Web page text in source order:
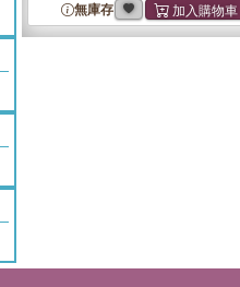
無庫存